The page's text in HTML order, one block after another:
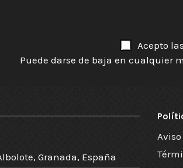
Acepto
Puede darse de baja en cualquier
Granada, España